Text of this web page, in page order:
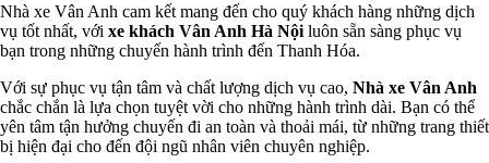
Nhà xe Vân Anh cam kết mang đến cho quý khách hàng những dịch
vụ tốt nhất, với xe khách Vân Anh Hà Nội luôn sẵn sàng phục vụ
bạn trong những chuyến hành trình đến Thanh Hóa.
Với sự phục vụ tận tâm và chất lượng dịch vụ cao, Nhà xe Vân Anh
chắc chắn là lựa chọn tuyệt vời cho những hành trình dài. Bạn có thể
yên tâm tận hưởng chuyến đi an toàn và thoải mái, từ những trang thiết
bị hiện đại cho đến đội ngũ nhân viên chuyên nghiệp.